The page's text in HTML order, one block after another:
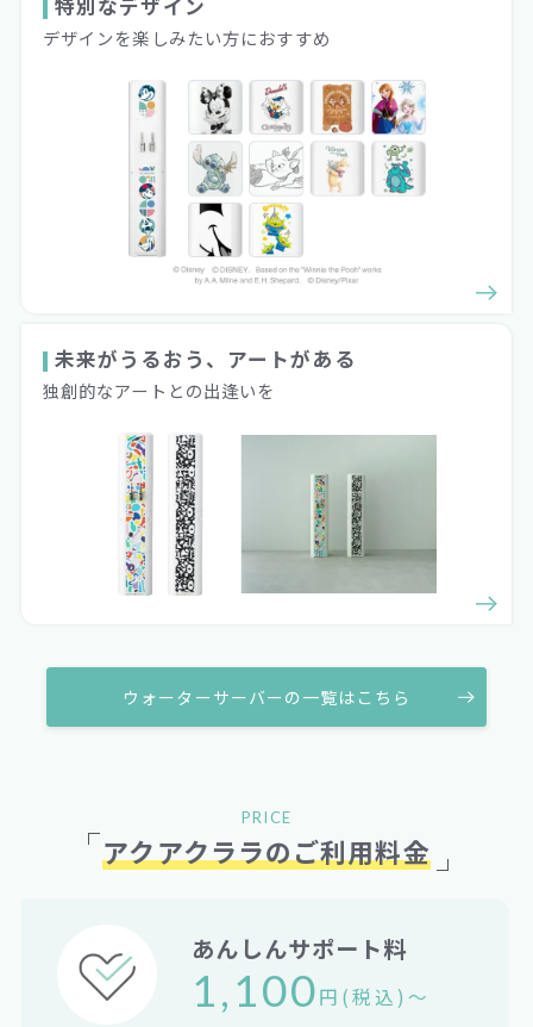
デザインを楽しみたい方におすすめ
未来がうるおう、アートがある
独創的なアートとの出逢いを
ウォーターサーバーの一覧はこちら
PRICE
アクアクララのご利用料金
あんしんサポート料
1,100円(税込)〜